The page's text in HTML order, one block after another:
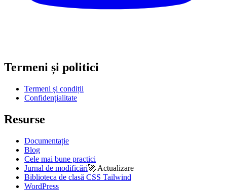
Termeni și politici
Termeni și condiții
Confidențialitate
Resurse
Documentație
Blog
Cele mai bune practici
Jurnal de modificări🚀 Actualizare
Biblioteca de clasă CSS Tailwind
WordPress